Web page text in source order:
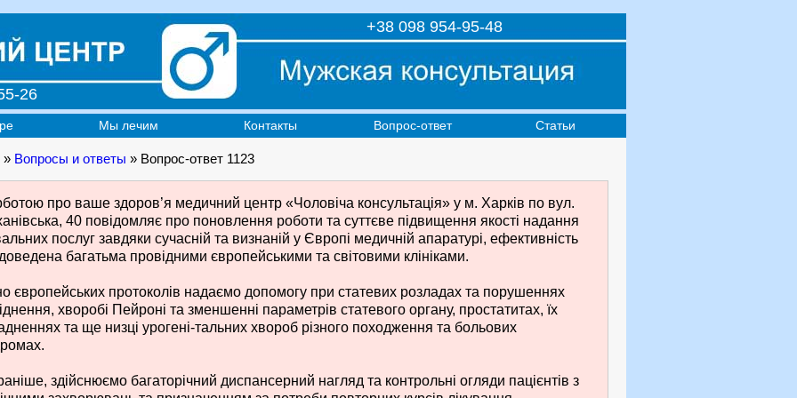
26
+38 098 954-95-48
Мы лечим Контакты Вопрос-ответ Статьи
» Вопросы и ответы » Вопрос-ответ 1123
про ваше здоров’я медичний центр «Чоловіча консультація» у м. Харків по вул.
40 повідомляє про поновлення роботи та суттєве підвищення якості надання
послуг завдяки сучасній та визнаній у Європі медичній апаратурі, ефективність
багатьма провідними європейськими та світовими клініками.
європейських протоколів надаємо допомогу при статевих розладах та порушеннях
хворобі Пейроні та зменшенні параметрів статевого органу, простатитах, їх
та ще низці урогені-тальних хвороб різного походження та больових
здійснюємо багаторічний диспансерний нагляд та контрольні огляди пацієнтів з